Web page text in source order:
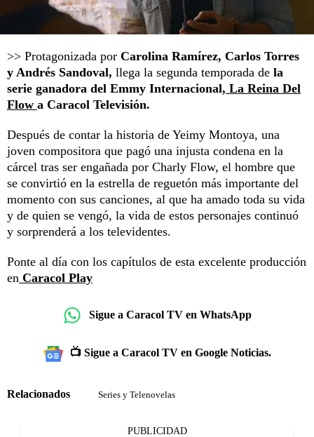
>> Protagonizada por Carolina Ramírez, Carlos Torres
y Andrés Sandoval, llega la segunda temporada de la
serie ganadora del Emmy Internacional, La Reina Del
Flow a Caracol Televisión.
Después de contar la historia de Yeimy Montoya, una
joven compositora que pagó una injusta condena en la
cárcel tras ser engañada por Charly Flow, el hombre que
se convirtió en la estrella de reguetón más importante del
momento con sus canciones, al que ha amado toda su vida
y de quien se vengó, la vida de estos personajes continuó
y sorprenderá a los televidentes.
Ponte al día con los capítulos de esta excelente producción
en Caracol Play
Sigue a Caracol TV en WhatsApp
📺 Sigue a Caracol TV en Google Noticias.
Relacionados Series y Telenovelas
PUBLICIDAD